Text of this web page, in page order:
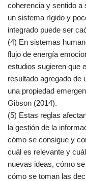
coherencia y sentido a
un sistema rígido y
integrado puede ser
(4) En sistemas
flujo de energía
estudios sugieren que
resultado agregado de
una propiedad
Gibson (2014).
(5) Estas reglas
la gestión de la
cómo se consigue y
cuál es relevante y
nuevas ideas, cómo
cómo se toman las